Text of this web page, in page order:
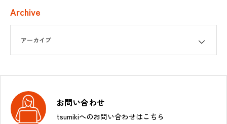
Archive
お問い合わせ
tsumikiへのお問い合わせはこちら